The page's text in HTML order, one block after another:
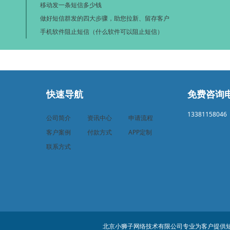
移动发一条短信多少钱
做好短信群发的四大步骤，助您拉新、留存客户
手机软件阻止短信（什么软件可以阻止短信）
快速导航
公司简介 资讯中心
申请流程
客户案例
付款方式
APP定制
联系方式
免费咨询
13381158046
北京小狮子网络技术有限公司专业为客户提